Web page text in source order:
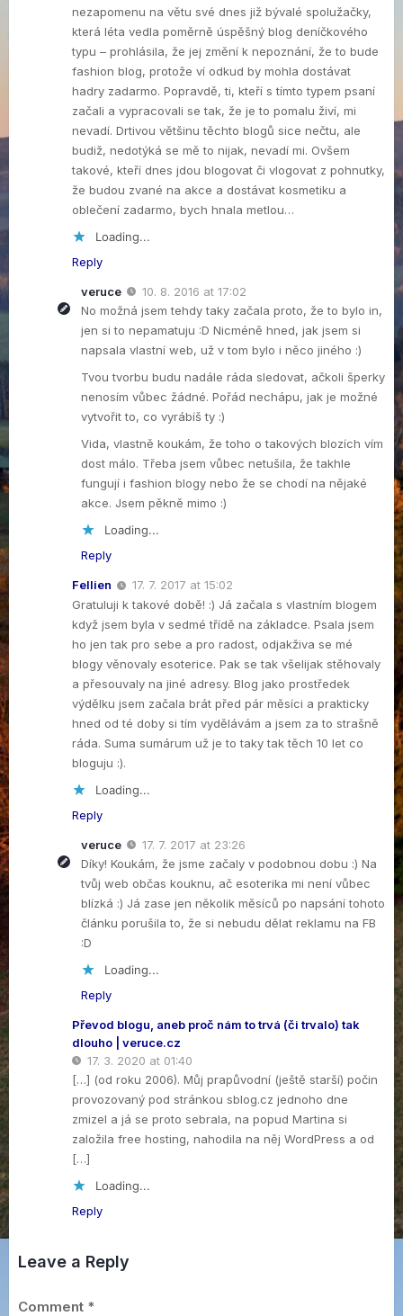
nezapomenu na větu své dnes již bývalé spolužačky,
která léta vedla poměrně úspěšný blog deníčkového
typu – prohlásila, že jej změní k nepoznání, že to bude
fashion blog, protože ví odkud by mohla dostávat
hadry zadarmo. Popravdě, ti, kteří s tímto typem psaní
začali a vypracovali se tak, že je to pomalu živí, mi
nevadí. Drtivou většinu těchto blogů sice nečtu, ale
budiž, nedotýká se mě to nijak, nevadí mi. Ovšem
takové, kteří dnes jdou blogovat či vlogovat z pohnutky,
že budou zvané na akce a dostávat kosmetiku a
oblečení zadarmo, bych hnala metlou…
Loading...
Reply
veruce
10. 8. 2016 at 17:02
No možná jsem tehdy taky začala proto, že to bylo in,
jen si to nepamatuju :D Nicméně hned, jak jsem si
napsala vlastní web, už v tom bylo i něco jiného :)
Tvou tvorbu budu nadále ráda sledovat, ačkoli šperky
nenosím vůbec žádné. Pořád nechápu, jak je možné
vytvořit to, co vyrábíš ty :)
Vida, vlastně koukám, že toho o takových blozích vím
dost málo. Třeba jsem vůbec netušila, že takhle
fungují i fashion blogy nebo že se chodí na nějaké
akce. Jsem pěkně mimo :)
Loading...
Reply
Fellien
17. 7. 2017 at 15:02
Gratuluji k takové době! :) Já začala s vlastním blogem
když jsem byla v sedmé třídě na základce. Psala jsem
ho jen tak pro sebe a pro radost, odjakživa se mé
blogy věnovaly esoterice. Pak se tak všelijak stěhovaly
a přesouvaly na jiné adresy. Blog jako prostředek
výdělku jsem začala brát před pár měsíci a prakticky
hned od té doby si tím vydělávám a jsem za to strašně
ráda. Suma sumárum už je to taky tak těch 10 let co
bloguju :).
Loading...
Reply
veruce
17. 7. 2017 at 23:26
Díky! Koukám, že jsme začaly v podobnou dobu :) Na
tvůj web občas kouknu, ač esoterika mi není vůbec
blízká :) Já zase jen několik měsíců po napsání tohoto
článku porušila to, že si nebudu dělat reklamu na FB
:D
Loading...
Reply
Převod blogu, aneb proč nám to trvá (či trvalo) tak
dlouho | veruce.cz
17. 3. 2020 at 01:40
[…] (od roku 2006). Můj prapůvodní (ještě starší) počin
provozovaný pod stránkou sblog.cz jednoho dne
zmizel a já se proto sebrala, na popud Martina si
založila free hosting, nahodila na něj WordPress a od
[…]
Loading...
Reply
Leave a Reply
Comment *